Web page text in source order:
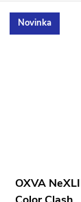
režimy...
Novinka
OXVA